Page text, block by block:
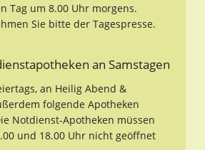
Tag um 8.00 Uhr morgens.
Sie bitte der Tagespresse.
an Samstagen
an Heilig Abend &
folgende Apotheken
Notdienst-Apotheken müssen
und 18.00 Uhr nicht geöffnet